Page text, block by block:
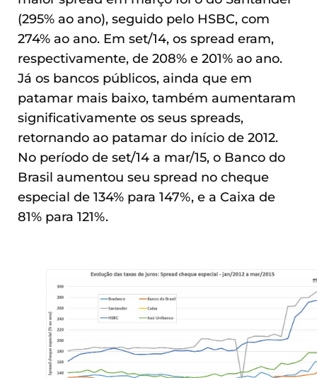
(295% ao ano), seguido pelo HSBC, com
274% ao ano. Em set/14, os spread eram,
respectivamente, de 208% e 201% ao ano.
Já os bancos públicos, ainda que em
patamar mais baixo, também aumentaram
significativamente os seus spreads,
retornando ao patamar do início de 2012.
No período de set/14 a mar/15, o Banco do
Brasil aumentou seu spread no cheque
especial de 134% para 147%, e a Caixa de
81% para 121%.